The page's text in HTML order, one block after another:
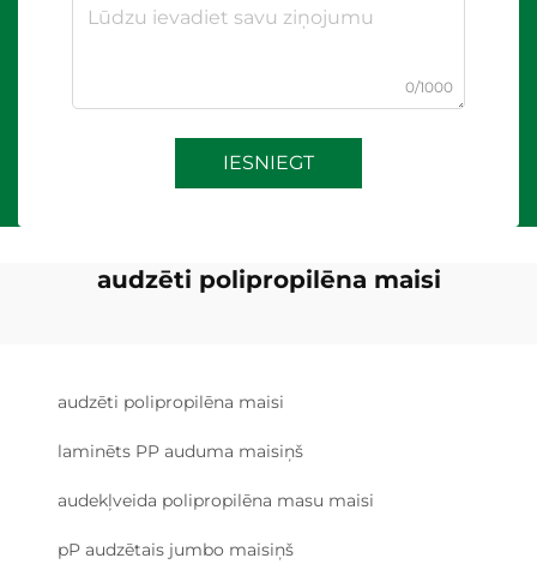
0/1000
IESNIEGT
audzēti polipropilēna maisi
audzēti polipropilēna maisi
laminēts PP auduma maisiņš
audekļveida polipropilēna masu maisi
pP audzētais jumbo maisiņš